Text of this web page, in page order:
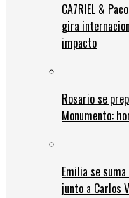
CA7RIEL &
gira
impacto
Rosario se
Monumento:
Emilia se
junto a Carlos